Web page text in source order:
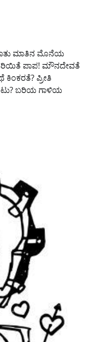
ಮಾತಿನ ಮೊನೆಯ
ಪಾಪ! ಮೌನದೇವತೆ
ಕಿಂಕರತೆ? ಪ್ರೀತಿ
ಬರಿಯ ಗಾಳಿಯ